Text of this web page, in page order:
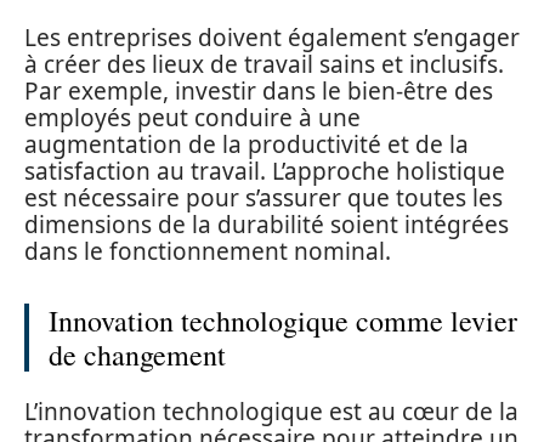
Les entreprises doivent également s’engager
à créer des lieux de travail sains et inclusifs.
Par exemple, investir dans le bien-être des
employés peut conduire à une
augmentation de la productivité et de la
satisfaction au travail. L’approche holistique
est nécessaire pour s’assurer que toutes les
dimensions de la durabilité soient intégrées
dans le fonctionnement nominal.
Innovation technologique comme levier
de changement
L’innovation technologique est au cœur de la